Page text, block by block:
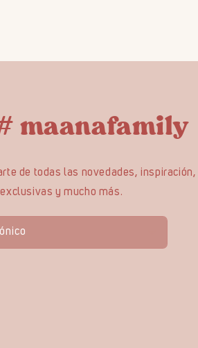
maanafamily
de todas las novedades, inspiración,
y mucho más.